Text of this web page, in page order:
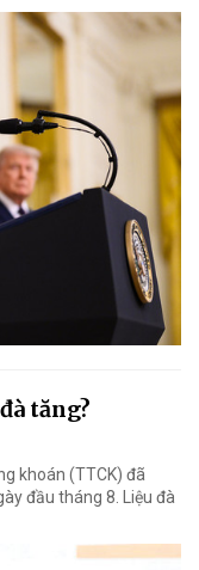
tăng?
khoán (TTCK) đã
đầu tháng 8. Liệu đà